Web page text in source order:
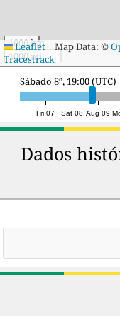
1000 km
1000 mi
Leaflet | Map Data: ©
Tracestrack
Fri 07 Sat 08 Aug 09
Domingo 9º, 18:00 (UTC)
Dados